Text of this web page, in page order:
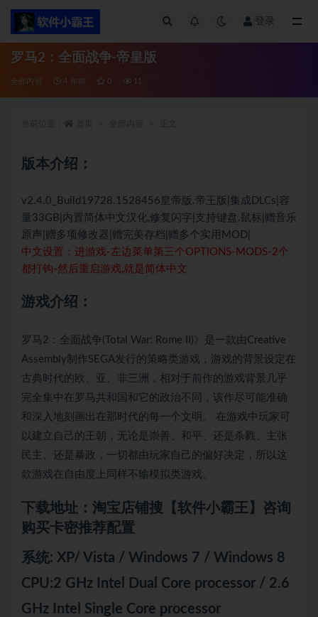
登录
罗马2：全面战争-帝皇版
全部内容 4 年前 0 11
版本介绍：
v2.4.0_Build19728.1528456皇帝版.帝王版|集成DLCs|容
量33GB|内置简体中文汉化,修复闪字|支持键盘.鼠标|赠音乐
原声|赠多项修改器|赠完美存档|赠多个实用MOD|
中文设置：进游戏-左边菜单第三个OPTIONS-MODS-2个
都打钩-然后重启游戏,就是简体中文
游戏介绍：
罗马2：全面战争(Total War: Rome II)》是一款由Creative
Assembly制作SEGA发行的策略类游戏，游戏的背景设定在
古典时代的欧、亚、非三洲，相对于前作的游戏背景几乎
完全集中在罗马共和国和它的政治不同，该作尽可能准确
和深入地刻画出在那时代的每一个文明。 在游戏中玩家可
以建立自己的王朝，无论是崇善、和平、还是杀戮、主张
民主、还是暴政，一切都由玩家自己的偏好决定，所以这
款游戏在自由度上同样不输模拟类游戏。
下载地址：淘宝店铺搜【软件小霸王】咨询
购买卡密推荐配置
系统: XP/ Vista / Windows 7 / Windows 8
CPU:2 GHz Intel Dual Core processor / 2.6
GHz Intel Single Core processor